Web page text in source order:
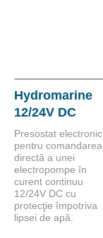
Hydromarine
12/24V DC
Presostat electronic
pentru comandarea
directă a unei
electropompe în
curent continuu
12/24V DC cu
protecţie împotriva
lipsei de apă.